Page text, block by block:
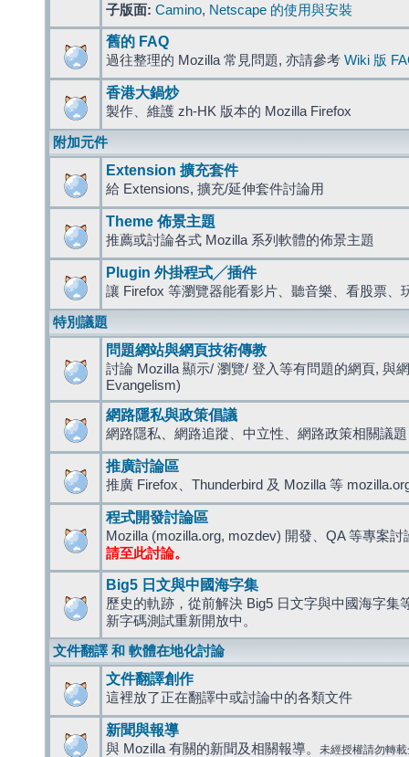
子版面: Camino, Netscape 的使用與安裝
舊的 FAQ
過往整理的 Mozilla 常見問題, 亦請參考 Wiki 版
香港大鍋炒
製作、維護 zh-HK 版本的 Mozilla Firefox
附加元件
Extension 擴充套件
給 Extensions, 擴充/延伸套件討論用
Theme 佈景主題
推薦或討論各式 Mozilla 系列軟體的佈景主題
Plugin 外掛程式╱插件
讓 Firefox 等瀏覽器能看影片、聽音樂、看股票、
特別議題
問題網站與網頁技術傳教
討論 Mozilla 顯示/ 瀏覽/ 登入等有問題的網頁, 與
Evangelism)
網路隱私與政策倡議
網路隱私、網路追蹤、中立性、網路政策相關議題
推廣討論區
推廣 Firefox、Thunderbird 及 Mozilla 等
程式開發討論區
Mozilla (mozilla.org, mozdev) 開發、QA 等專案討
請至此討論。
Big5 日文與中國海字集
歷史的軌跡，從前解決 Big5 日文字與中國海字集
新字碼測試重新開放中。
文件翻譯 和 軟體在地化討論
文件翻譯創作
這裡放了正在翻譯中或討論中的各類文件
新聞與報導
與 Mozilla 有關的新聞及相關報導。 未經授權請勿轉